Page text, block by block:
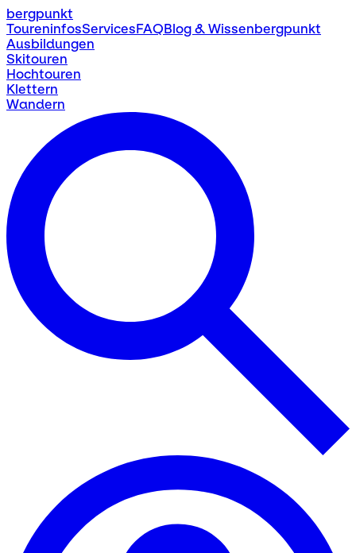
bergpunkt
ToureninfosServicesFAQBlog & Wissenbergpunkt
Ausbildungen
Skitouren
Hochtouren
Klettern
Wandern